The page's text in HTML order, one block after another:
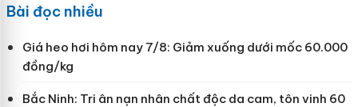
Bài đọc nhiều
Giá heo hơi hôm nay 7/8: Giảm xuống dưới mốc 60.000
đồng/kg
Bắc Ninh: Tri ân nạn nhân chất độc da cam, tôn vinh 60